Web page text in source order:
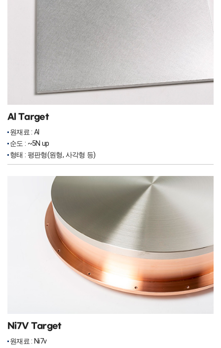
Al Target
원재료 : Al
순도 : ~5N up
형태 : 평판형(원형, 사각형 등)
Ni7V Target
원재료 : Ni7v